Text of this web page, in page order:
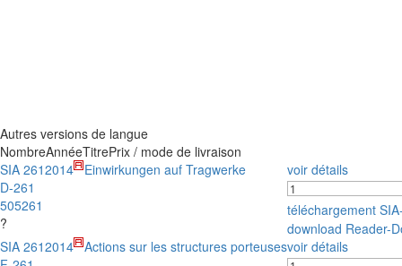
Autres versions de langue
NombreAnnéeTitrePrix / mode de livraison
SIA 261
D-261
505261
?
2014 Einwirkungen auf Tragwerke voir détails
téléchargement
download Reader-
SIA 2612014 Actions sur les structures porteusesvoir détails